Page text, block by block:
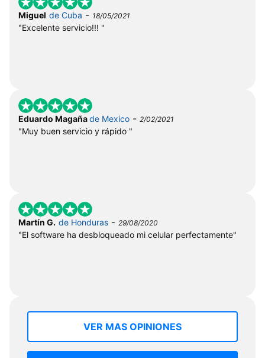
Miguel de Cuba - 18/05/2021
"Excelente servicio!!! "
Eduardo Magañade Mexico - 2/02/2021
"Muy buen servicio y rápido "
Martín G. de Honduras - 29/08/2020
"El software ha desbloqueado mi celular perfectamente"
VER MAS OPINIONES